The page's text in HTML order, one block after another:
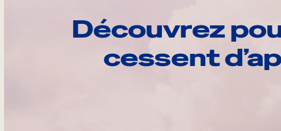
Découvrez
cessent